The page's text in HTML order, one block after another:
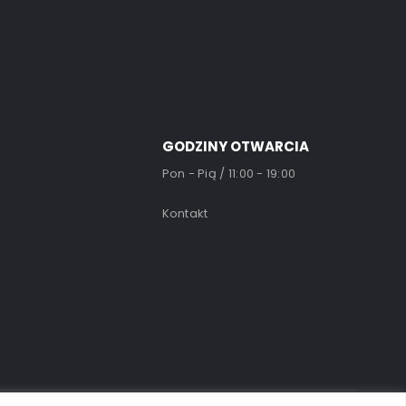
GODZINY OTWARCIA
Pon - Pią / 11:00 - 19:00
Kontakt